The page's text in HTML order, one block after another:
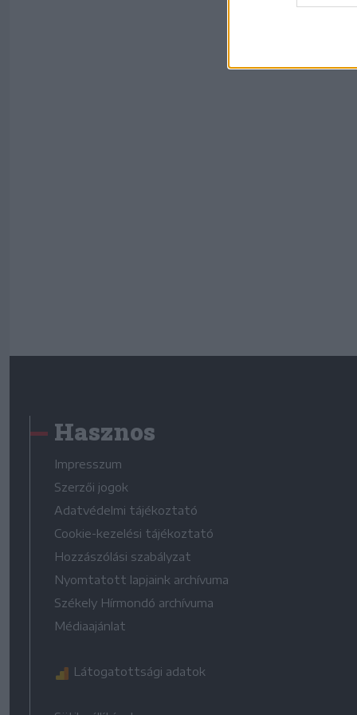
Hasznos
Impresszum
Szerzői jogok
Adatvédelmi tájékoztató
Cookie-kezelési tájékoztató
Hozzászólási szabályzat
Nyomtatott lapjaink archívuma
Székely Hírmondó archívuma
Médiaajánlat
Látogatottsági adatok